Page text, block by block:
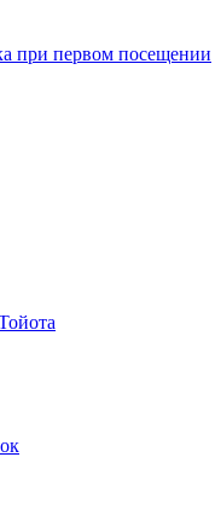
при первом посещении